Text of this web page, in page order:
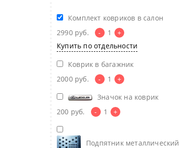
Комплект ковриков в салон
2990 руб. - 1
+
Купить по отдельности
Коврик в багажник
2000 руб. - 1
+
Значок на коврик
200 руб. - 1 +
Подпятник металлический